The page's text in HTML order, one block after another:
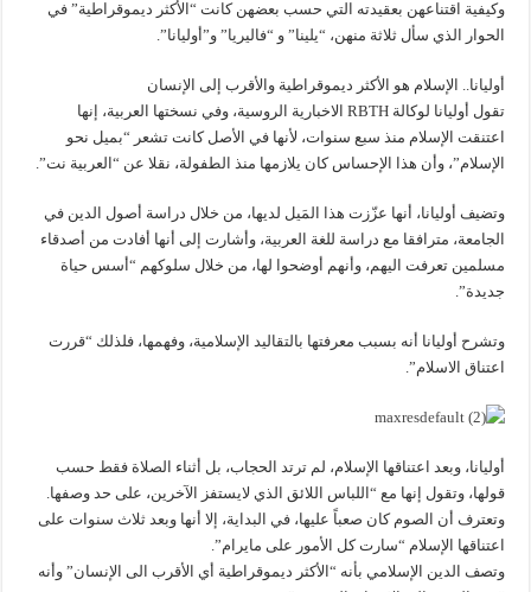
وكيفية اقتناعهن بعقيدته التي حسب بعضهن كانت “الأكثر ديموقراطية” في
الحوار الذي سأل ثلاثة منهن، “يلينا” و “فاليريا” و”أوليانا”.
أوليانا.. الإسلام هو الأكثر ديموقراطية والأقرب إلى الإنسان
تقول أوليانا لوكالة RBTH الاخبارية الروسية، وفي نسختها العربية، إنها
اعتنقت الإسلام منذ سبع سنوات، لأنها في الأصل كانت تشعر “بميل نحو
الإسلام”، وأن هذا الإحساس كان يلازمها منذ الطفولة، نقلا عن “العربية نت”.
وتضيف أوليانا، أنها عزّزت هذا المَيل لديها، من خلال دراسة أصول الدين في
الجامعة، مترافقا مع دراسة للغة العربية، وأشارت إلى أنها أفادت من أصدقاء
مسلمين تعرفت اليهم، وأنهم أوضحوا لها، من خلال سلوكهم “أسس حياة
جديدة”.
وتشرح أوليانا أنه بسبب معرفتها بالتقاليد الإسلامية، وفهمها، فلذلك “قررت
اعتناق الاسلام”.
أوليانا، وبعد اعتناقها الإسلام، لم ترتد الحجاب، بل أثناء الصلاة فقط حسب
قولها، وتقول إنها مع “اللباس اللائق الذي لايستفز الآخرين، على حد وصفها.
وتعترف أن الصوم كان صعباً عليها، في البداية، إلا أنها وبعد ثلاث سنوات على
اعتناقها الإسلام “سارت كل الأمور على مايرام”.
وتصف الدين الإسلامي بأنه “الأكثر ديموقراطية أي الأقرب الى الإنسان” وأنه